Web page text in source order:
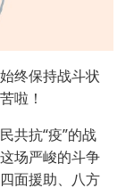
终保持战斗状
啦！
共抗“疫”的战
场严峻的斗争
面援助、八方